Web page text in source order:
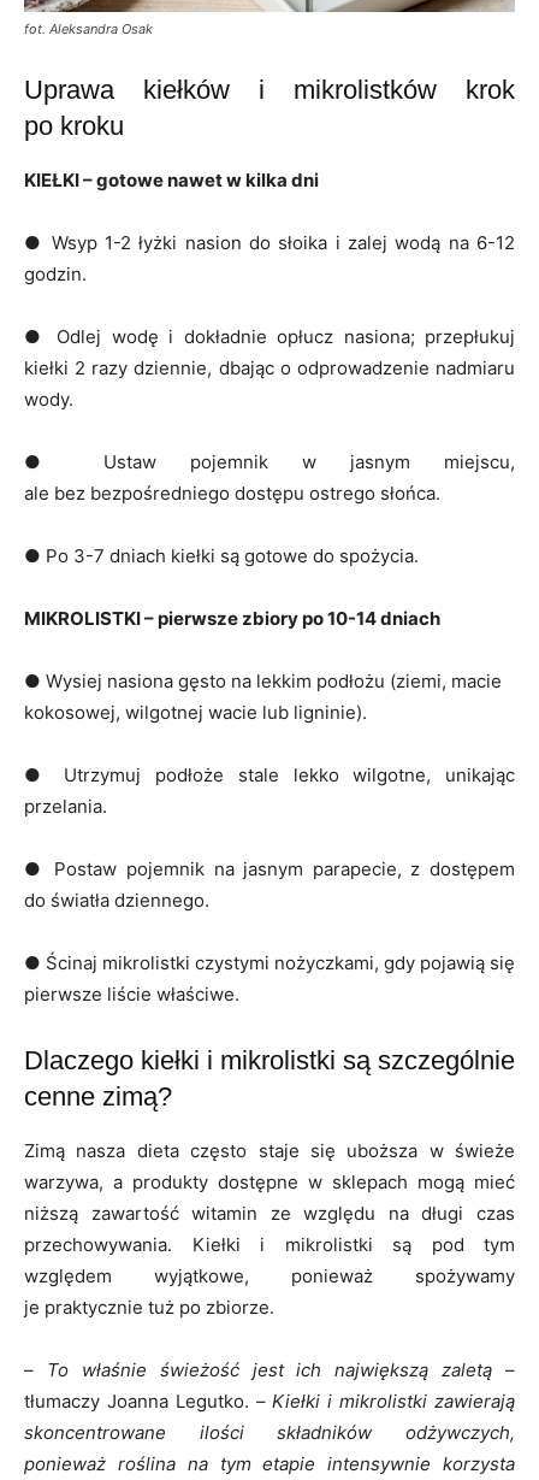
fot. Aleksandra Osak
Uprawa kiełków i mikrolistków krok
po kroku
KIEŁKI – gotowe nawet w kilka dni
● Wsyp 1-2 łyżki nasion do słoika i zalej wodą na 6-12
godzin.
● Odlej wodę i dokładnie opłucz nasiona; przepłukuj
kiełki 2 razy dziennie, dbając o odprowadzenie nadmiaru
wody.
● Ustaw pojemnik w jasnym miejscu,
ale bez bezpośredniego dostępu ostrego słońca.
● Po 3-7 dniach kiełki są gotowe do spożycia.
MIKROLISTKI – pierwsze zbiory po 10-14 dniach
● Wysiej nasiona gęsto na lekkim podłożu (ziemi, macie
kokosowej, wilgotnej wacie lub ligninie).
● Utrzymuj podłoże stale lekko wilgotne, unikając
przelania.
● Postaw pojemnik na jasnym parapecie, z dostępem
do światła dziennego.
● Ścinaj mikrolistki czystymi nożyczkami, gdy pojawią się
pierwsze liście właściwe.
Dlaczego kiełki i mikrolistki są szczególnie
cenne zimą?
Zimą nasza dieta często staje się uboższa w świeże
warzywa, a produkty dostępne w sklepach mogą mieć
niższą zawartość witamin ze względu na długi czas
przechowywania. Kiełki i mikrolistki są pod tym
względem wyjątkowe, ponieważ spożywamy
je praktycznie tuż po zbiorze.
– To właśnie świeżość jest ich największą zaletą –
tłumaczy Joanna Legutko. –Kiełki i mikrolistki zawierają
skoncentrowane ilości składników odżywczych,
ponieważ roślina na tym etapie intensywnie korzysta